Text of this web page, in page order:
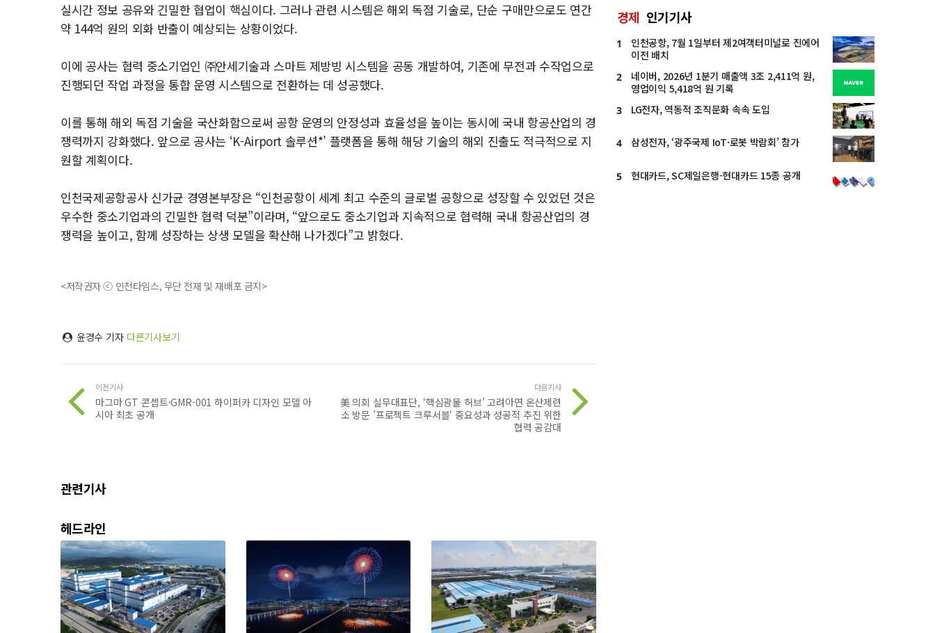
실시간 정보 공유와 긴밀한 협업이 핵심이다. 그러나 관련 시스템은 해외 독점 기술로, 단순 구매만으로도 연간
약 144억 원의 외화 반출이 예상되는 상황이었다.
이에 공사는 협력 중소기업인 ㈜안세기술과 스마트 제방빙 시스템을 공동 개발하여, 기존에 무전과 수작업으로
진행되던 작업 과정을 통합 운영 시스템으로 전환하는 데 성공했다.
이를 통해 해외 독점 기술을 국산화함으로써 공항 운영의 안정성과 효율성을 높이는 동시에 국내 항공산업의 경
쟁력까지 강화했다. 앞으로 공사는 ‘K-Airport 솔루션*’ 플랫폼을 통해 해당 기술의 해외 진출도 적극적으로 지
원할 계획이다.
인천국제공항공사 신가균 경영본부장은 “인천공항이 세계 최고 수준의 글로벌 공항으로 성장할 수 있었던 것은
우수한 중소기업과의 긴밀한 협력 덕분”이라며, “앞으로도 중소기업과 지속적으로 협력해 국내 항공산업의 경
쟁력을 높이고, 함께 성장하는 상생 모델을 확산해 나가겠다”고 밝혔다.
<저작권자 ⓒ 인천타임스, 무단 전재 및 재배포 금지>
윤경수 기자 다른기사보기
이전기사
마그마 GT 콘셉트·GMR-001 하이퍼카 디자인 모델 아
시아 최초 공개
다음기사
美 의회 실무대표단, ‘핵심광물 허브’ 고려아연 온산제련
소 방문 ’프로젝트 크루서블‘ 중요성과 성공적 추진 위한
협력 공감대
관련기사
헤드라인
경제 인기기사
1
인천공항, 7월 1일부터 제2여객터미널로 진에어
이전 배치
2
네이버, 2026년 1분기 매출액 3조 2,411억 원,
영업이익 5,418억 원 기록
3 LG전자, 역동적 조직문화 속속 도입
4 삼성전자, ‘광주국제 IoT·로봇 박람회’ 참가
5 현대카드, SC제일은행-현대카드 15종 공개